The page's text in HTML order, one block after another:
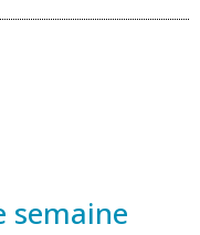
semaine